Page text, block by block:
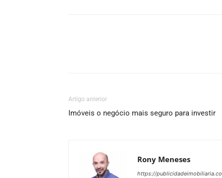
Artigo anterior
Imóveis o negócio mais seguro para investir
Rony Meneses
https://